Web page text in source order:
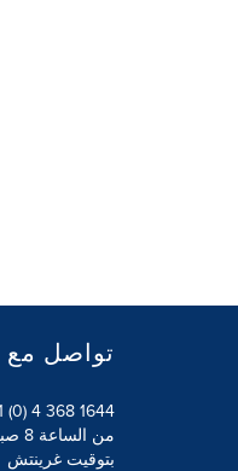
PR Newswire تواصل مع
(0) 4 368 1644
بتوقيت غرينتش